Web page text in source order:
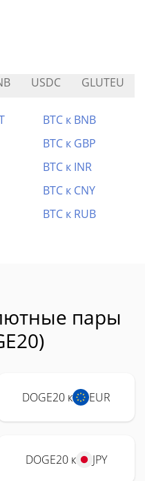
USDC GLUTEU
BTC к BNB
BTC к GBP
BTC к INR
BTC к CNY
BTC к RUB
пары
DOGE20 к EUR
DOGE20 к JPY